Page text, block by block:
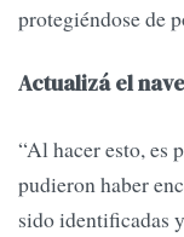
protegiéndose de
Actualizá el
“Al hacer esto, es
pudieron haber
sido identificadas